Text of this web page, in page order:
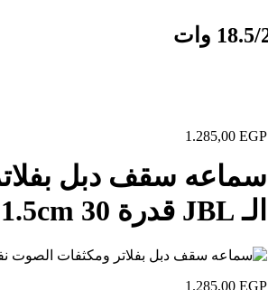
1.285,00EGP
سماعه سقف دبل
الـ JBL قدرة 18.5/21.5cm 30 وات
1.285,00EGP